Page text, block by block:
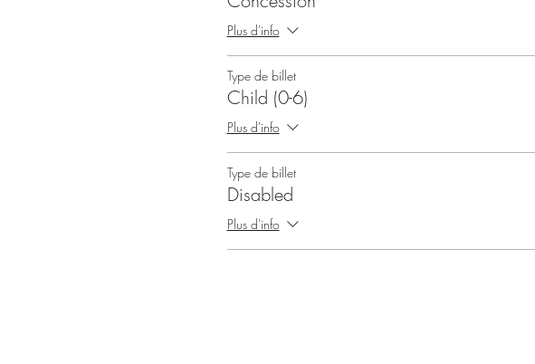
Plus d'info
Type de billet
Child (0-6)
Plus d'info
Type de billet
Disabled
Plus d'info